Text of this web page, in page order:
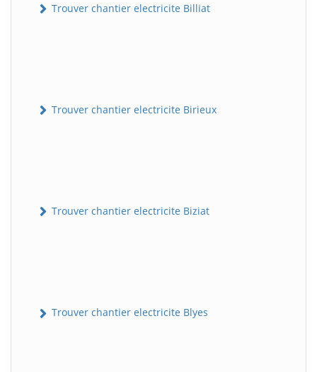
Trouver chantier electricite Billiat
Trouver chantier electricite Birieux
Trouver chantier electricite Biziat
Trouver chantier electricite Blyes